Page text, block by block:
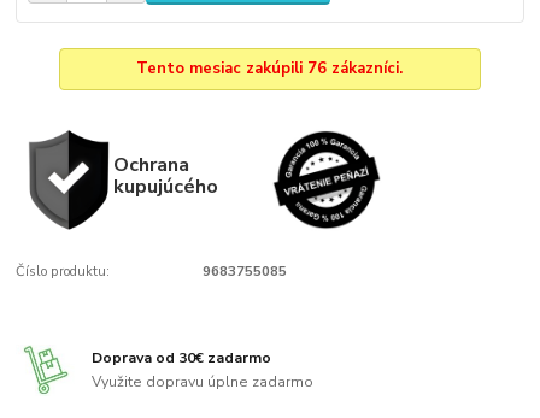
Tento mesiac zakúpili 76 zákazníci.
Ochrana
kupujúcého
Číslo produktu: 9683755085
Doprava od 30€ zadarmo
Využite dopravu úplne zadarmo